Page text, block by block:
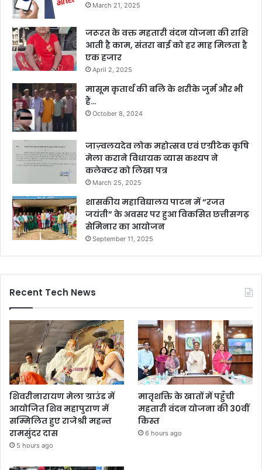
March 21, 2025
जरूरत के वक्त महतारी वंदन योजना की राशि
आती है काम, संतरा बाई को हर माह मिलता है
एक हजार
April 2, 2025
मासूम कृतार्थ की बलि के शरीके जुर्म और भी
हैं…
October 8, 2024
जाज़्वलयदेव लोक महोत्सव एवं एग्रीटेक कृषि
मेला कराने विधायक व्यास कश्यप ने
कलेक्टर को लिखा पत्र
March 25, 2025
शासकीय महाविद्यालय पाटन में “रजत
जयंती” के अवसर पर हुआ विकसित छत्तीसगढ़
सेमिनार का आयोजन
September 11, 2025
Recent Tech News
शिवरीनारायण मेला ग्राउंड में
आयोजित शिव महापुराण में
सम्मिलित हुए राजेश्री महन्त
रामसुंदर दास
5 hours ago
मातृशक्ति के खातों में पहुँची
महतारी वंदन योजना की 30वीं
किस्त
6 hours ago